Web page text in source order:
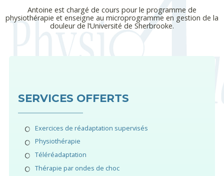
Antoine est chargé de cours pour le programme de
physiothérapie et enseigne au microprogramme en gestion de la
douleur de l’Université de Sherbrooke.
SERVICES OFFERTS
Exercices de réadaptation supervisés
Physiothérapie
Téléréadaptation
Thérapie par ondes de choc